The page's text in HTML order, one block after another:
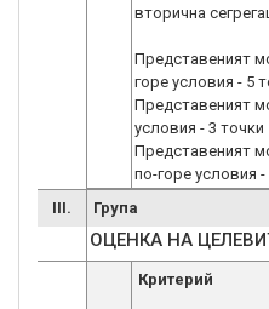
вторична
Представеният
горе условия - 5
Представеният
условия - 3 точки
Представеният
по-горе условия -
III.
Група
ОЦЕНКА НА
Критерий